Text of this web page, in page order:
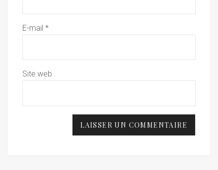
E-mail *
Site web